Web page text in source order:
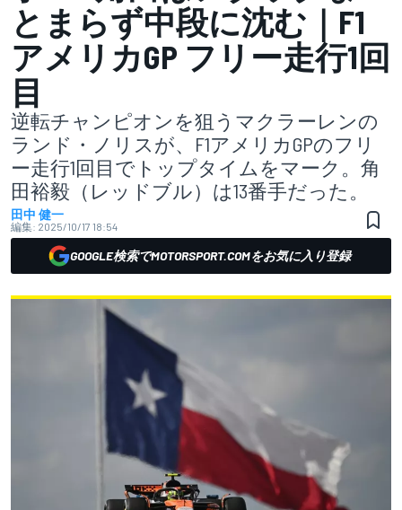
とまらず中段に沈む｜F1
アメリカGP フリー走行1回
目
逆転チャンピオンを狙うマクラーレンの
ランド・ノリスが、F1アメリカGPのフリ
ー走行1回目でトップタイムをマーク。角
田裕毅（レッドブル）は13番手だった。
田中 健一
編集: 2025/10/17 18:54
GOOGLE検索でMOTORSPORT.COMをお気に入り登録